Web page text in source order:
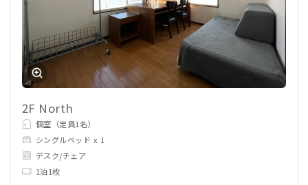
2F North
個室（定員1名）
シングルベッド x 1
デスク/チェア
1泊1枚